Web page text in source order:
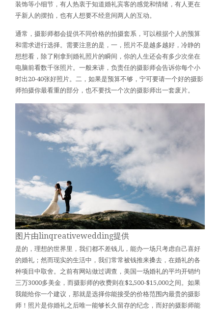
装饰等小细节，有人热衷于知道婚礼宾客的感觉和情绪，有人更在
乎新人的摆拍，也有人想要不经意间两人的互动。
通常，摄影师都会提供不同价格的拍摄套系，可以根据个人的预算
和需求进行选择。需要注意的是，一，照片不是越多越好，冷静的
想想看，除了刚拿到婚礼照片的瞬间，你的人生还会有多少次坐在
电脑前看数千张照片。一般来讲，负责任的摄影师会告诉你每个小
时出20-40张好照片。二，如果是预算不够，宁可要请一个好的摄影
师拍摄你最看重的部分，也不要找一个次的摄影师出一套废片。
图片由linqreativewedding提供
是的，理想的世界里，我们都不差钱儿，能办一场只考虑自己喜好
的婚礼；然而现实的生活中，我们常常被钱推来搡去，在婚礼的各
种项目中取舍。之前有网站做过调查，美国一场婚礼的平均开销约
三万3000多美金，而摄影师的收费则在$2,500-$15,000之间。如果
我能给你一个建议，那就是选择你能接受的价格范围内最贵的摄影
师！照片是你婚礼之后唯一能够长久留存的纪念，而好的摄影师能